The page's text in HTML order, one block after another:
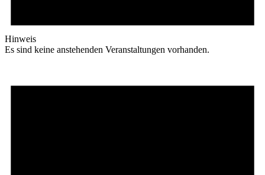
Hinweis
Es sind keine anstehenden Veranstaltungen vorhanden.